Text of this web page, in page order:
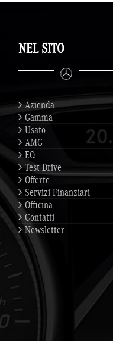
NEL SITO
Azienda
Gamma
Usato
AMG
EQ
Test-Drive
Offerte
Servizi Finanziari
Officina
Contatti
Newsletter